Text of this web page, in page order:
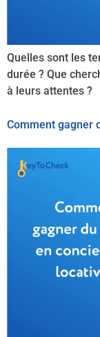
Quelles sont les
durée ? Que
à leurs attentes ?
Comment gagner